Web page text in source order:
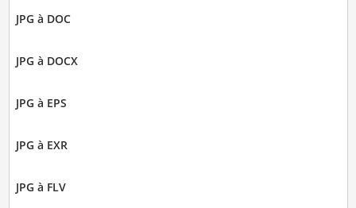
JPG à DOC
JPG à DOCX
JPG à EPS
JPG à EXR
JPG à FLV